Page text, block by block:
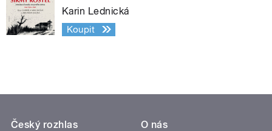
Karin Lednická
Koupit
Český rozhlas
O nás